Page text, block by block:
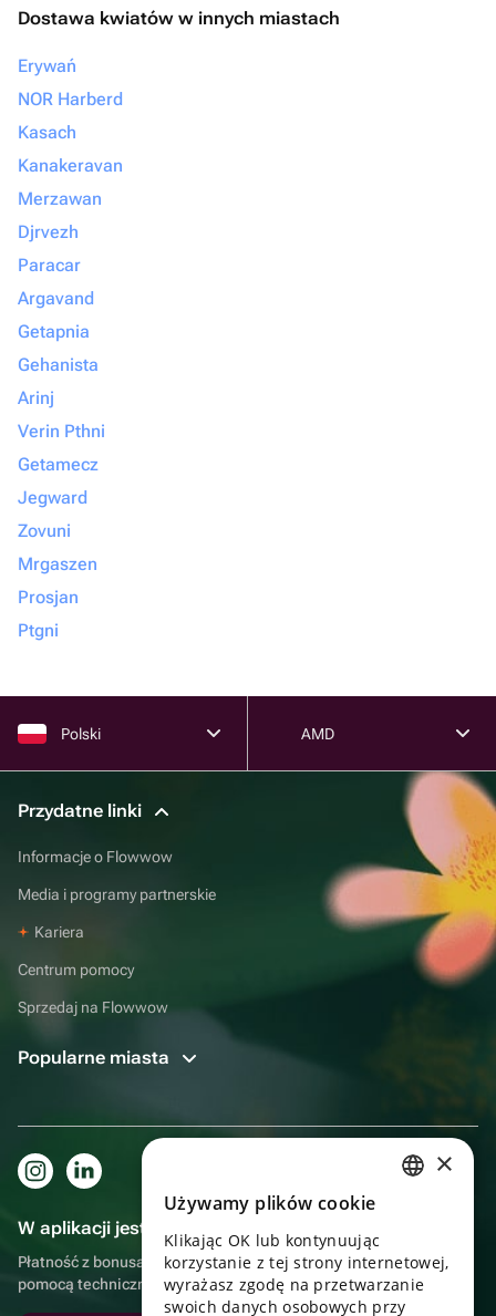
Dostawa kwiatów w innych miastach
Erywań
NOR Harberd
Kasach
Kanakeravan
Merzawan
Djrvezh
Paracar
Argavand
Getapnia
Gehanista
Arinj
Verin Pthni
Getamecz
Jegward
Zovuni
Mrgaszen
Prosjan
Ptgni
Polski AMD
Przydatne linki
Informacje o Flowwow
Media i programy partnerskie
Kariera
Centrum pomocy
Sprzedaj na Flowwow
Popularne miasta
W aplikacji jest to jeszcze wygodniejsze!
Płatność z bonusami, samodzielna dostawa, wygodny czat z
pomocą techniczną
UKRAINIAN
×
Używamy plików cookie
Klikając OK lub kontynuując
korzystanie z tej strony internetowej,
wyrażasz zgodę na przetwarzanie
swoich danych osobowych przy